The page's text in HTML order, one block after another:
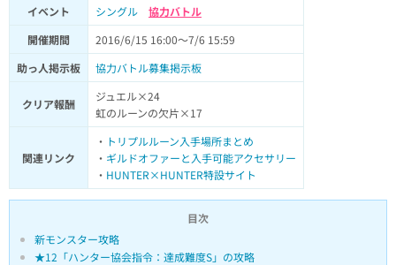
イベント シングル
協力バトル
開催期間
2016/6/15 16:00～7/6 15:59
助っ人掲示板
協力バトル募集掲示板
クリア報酬
ジュエル×24
虹のルーンの欠片×17
関連リンク
・ トリプルルーン入手場所まとめ
・ ギルドオファーと入手可能アクセサリー
・ HUNTER×HUNTER特設サイト
目次
新モンスター攻略
★12「ハンター協会指令：達成難度S」の攻略